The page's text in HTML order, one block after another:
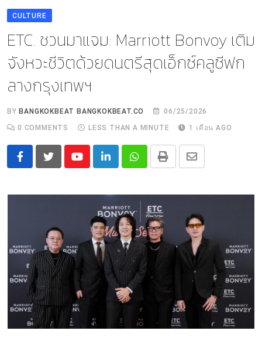
TH
CULTURE
ETC. ชวนมาแจม: Marriott Bonvoy เติม
จังหวะชีวิตด้วยดนตรีสุดเอ็กซ์คลูซีฟก
ลางกรุงเทพฯ
BY BANGKOKBEAT BANGKOKBEAT.CO
06/25/2026
0 COMMENTS LESS THAN A MINUTE 1 เดือน AGO
YoutubeLinkedInWhatsapp
Print
Share
Email